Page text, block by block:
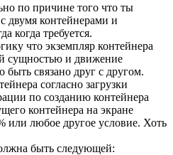
по причине того что ты
двумя контейнерами и
когда требуется.
что экземпляр контейнера
сущностью и движение
быть связано друг с другом.
согласно загрузки
по созданию контейнера
контейнера на экране
или любое другое условие. Хоть
быть следующей: